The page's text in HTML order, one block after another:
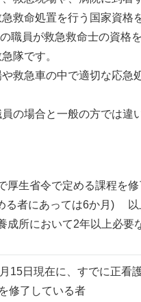
救命処置を行う国家資格
員が救急救命士の資格
隊です。
救急車の中で適切な応急
場合と一般の方では違
厚生省令で定める課程を
る者にあっては6か月)
成所において2年以上必要
15日現在に、すでに正
修了している者